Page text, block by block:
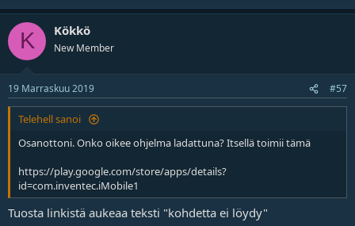
K Kökkö
New Member
19 Marraskuu 2019 #57
Telehell sanoi
Osanottoni. Onko oikee ohjelma ladattuna? Itsellä toimii tämä
https://play.google.com/store/apps/details?
id=com.inventec.iMobile1
Tuosta linkistä aukeaa teksti "kohdetta ei löydy"